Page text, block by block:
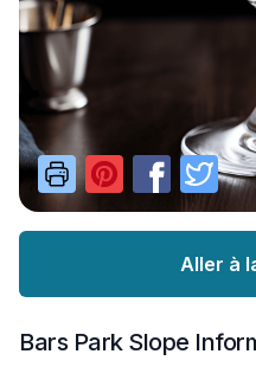
Aller à
Bars Park Slope